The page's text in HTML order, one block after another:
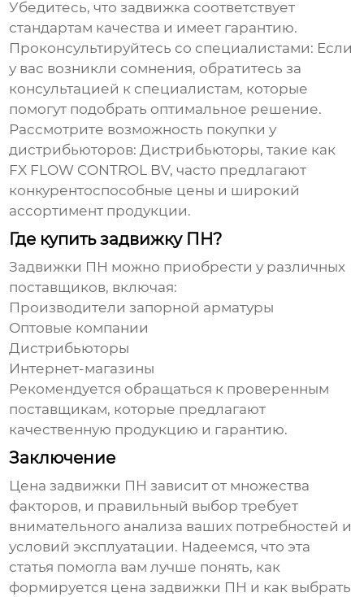
Убедитесь, что задвижка соответствует
стандартам качества и имеет гарантию.
Проконсультируйтесь со специалистами: Если
у вас возникли сомнения, обратитесь за
консультацией к специалистам, которые
помогут подобрать оптимальное решение.
Рассмотрите возможность покупки у
дистрибьюторов: Дистрибьюторы, такие как
FX FLOW CONTROL BV, часто предлагают
конкурентоспособные цены и широкий
ассортимент продукции.
Где купить задвижку ПН?
Задвижки ПН можно приобрести у различных
поставщиков, включая:
Производители запорной арматуры
Оптовые компании
Дистрибьюторы
Интернет-магазины
Рекомендуется обращаться к проверенным
поставщикам, которые предлагают
качественную продукцию и гарантию.
Заключение
Цена задвижки ПН зависит от множества
факторов, и правильный выбор требует
внимательного анализа ваших потребностей и
условий эксплуатации. Надеемся, что эта
статья помогла вам лучше понять, как
формируется цена задвижки ПН и как выбрать